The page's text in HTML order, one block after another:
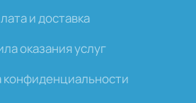
и доставка
оказания услуг
конфиденциальности